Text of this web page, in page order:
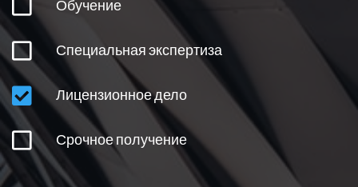
ПОНЯТИЕ ГОСТАЙНЫ
Обучение
Специальная экспертиза
Лицензионное дело
Срочное получение